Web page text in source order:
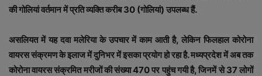
की गोलियां वर्तमान में प्रति व्यक्ति करीब 30 (गोलियां) उपलब्ध हैं.
असलियत में यह दवा मलेरिया के उपचार में काम आती है, लेकिन फिलहाल कोरोना
वायरस संक्रमण के इलाज में दुनिभर में इसका प्रयोग हो रहा है. मध्यप्रदेश में अब तक
कोरोना वायरस संक्रमित मरीजों की संख्या 470 पर पहुंच गयी है, जिनमें से 37 लोगों